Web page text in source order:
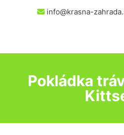
info@krasna-
Pokládka